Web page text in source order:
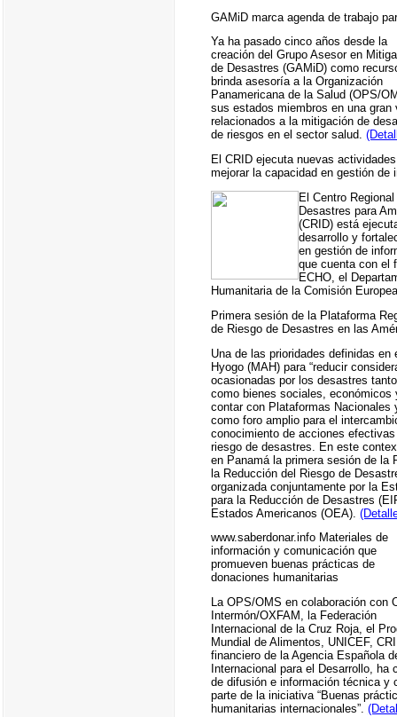
GAMiD marca agenda de trabajo
Ya ha pasado cinco años desde la
creación del Grupo Asesor en
de Desastres (GAMiD) como
brinda asesoría a la Organización
Panamericana de la Salud (OPS/
sus estados miembros en una gran
relacionados a la mitigación de
de riesgos en el sector salud.
El CRID ejecuta nuevas
mejorar la capacidad en gestión de
El Centro
Desastres para
(CRID) está
desarrollo y
en gestión de
que cuenta con el
ECHO, el
Humanitaria de la Comisión
Primera sesión de la Plataforma
de Riesgo de Desastres en las
Una de las prioridades definidas en
Hyogo (MAH) para “reducir
ocasionadas por los desastres
como bienes sociales, económicos
contar con Plataformas Nacionales
como foro amplio para el
conocimiento de acciones
riesgo de desastres. En este
en Panamá la primera sesión de la
la Reducción del Riesgo de
organizada conjuntamente por la
para la Reducción de Desastres
Estados Americanos (OEA).
www.saberdonar.info Materiales de
información y comunicación que
promueven buenas prácticas de
donaciones humanitarias
La OPS/OMS en colaboración con
Intermón/OXFAM, la Federación
Internacional de la Cruz Roja, el
Mundial de Alimentos, UNICEF,
financiero de la Agencia Española
Internacional para el Desarrollo, ha
de difusión e información técnica y
parte de la iniciativa “Buenas
humanitarias internacionales”.